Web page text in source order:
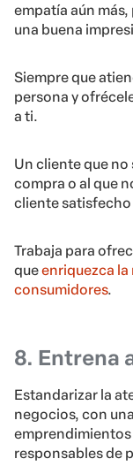
empatía aún
una buena
Siempre que
persona y
a ti.
Un cliente que
compra o al que
cliente satisfecho
Trabaja para
queenriquezca la
consumidores.
8. Entrena
Estandarizar la
negocios, con
emprendimientos
responsables de